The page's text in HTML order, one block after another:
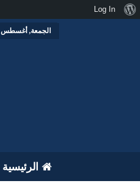
الجمعة, أغسطس 7, 2026
الرئيسية
نبذةLog In